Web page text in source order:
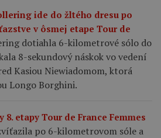
ide do žltého dresu po
v ôsmej etape Tour de
dotiahla 6-kilometrové sólo do
8-sekundový náskok vo vedení
Kasiou Niewiadomom, ktorá
Longo Borghini.
8. etapy Tour de France Femmes
po 6-kilometrovom sóle a